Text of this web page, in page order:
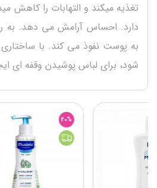
تغذیه میکند و التهابات را کاهش
دارد. احساس آرامش می دهد.
به پوست نفوذ می کند. با
شود، برای لباس پوشیدن وقفه ای
20%